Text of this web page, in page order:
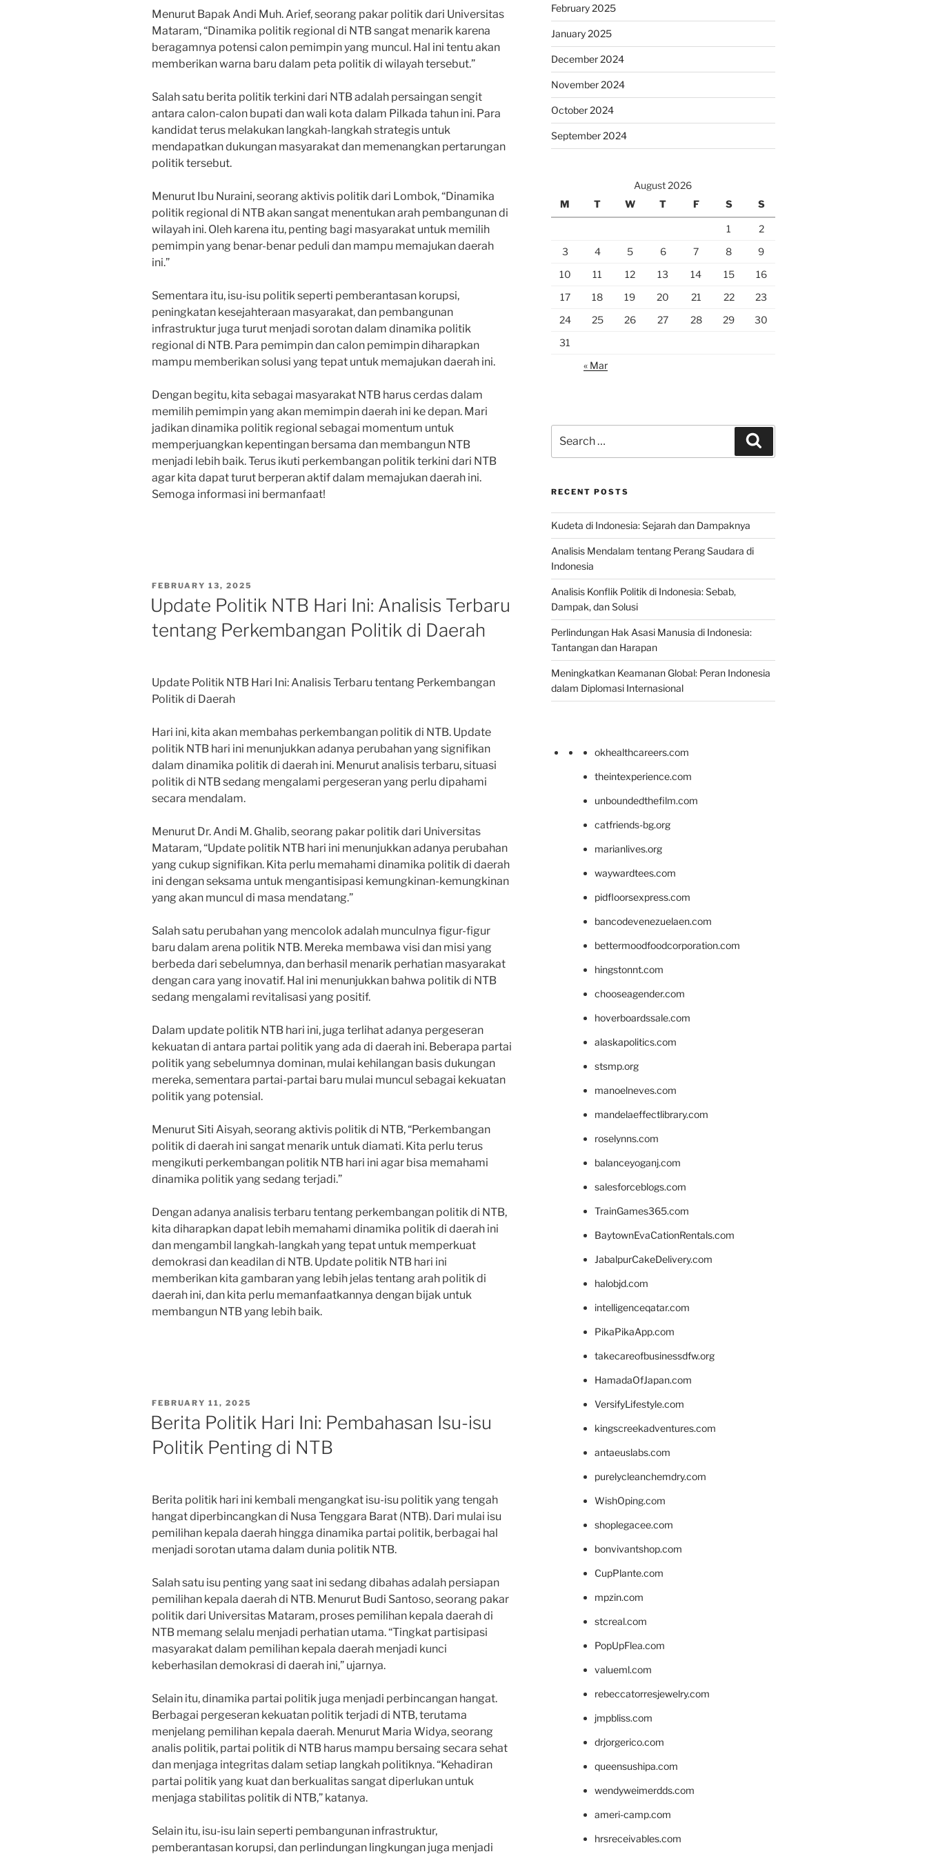
Menurut Bapak Andi Muh. Arief, seorang pakar politik dari Universitas
Mataram, “Dinamika politik regional di NTB sangat menarik karena
beragamnya potensi calon pemimpin yang muncul. Hal ini tentu akan
memberikan warna baru dalam peta politik di wilayah tersebut.”
Salah satu berita politik terkini dari NTB adalah persaingan sengit
antara calon-calon bupati dan wali kota dalam Pilkada tahun ini. Para
kandidat terus melakukan langkah-langkah strategis untuk
mendapatkan dukungan masyarakat dan memenangkan pertarungan
politik tersebut.
Menurut Ibu Nuraini, seorang aktivis politik dari Lombok, “Dinamika
politik regional di NTB akan sangat menentukan arah pembangunan di
wilayah ini. Oleh karena itu, penting bagi masyarakat untuk memilih
pemimpin yang benar-benar peduli dan mampu memajukan daerah
ini.”
Sementara itu, isu-isu politik seperti pemberantasan korupsi,
peningkatan kesejahteraan masyarakat, dan pembangunan
infrastruktur juga turut menjadi sorotan dalam dinamika politik
regional di NTB. Para pemimpin dan calon pemimpin diharapkan
mampu memberikan solusi yang tepat untuk memajukan daerah ini.
Dengan begitu, kita sebagai masyarakat NTB harus cerdas dalam
memilih pemimpin yang akan memimpin daerah ini ke depan. Mari
jadikan dinamika politik regional sebagai momentum untuk
memperjuangkan kepentingan bersama dan membangun NTB
menjadi lebih baik. Terus ikuti perkembangan politik terkini dari NTB
agar kita dapat turut berperan aktif dalam memajukan daerah ini.
Semoga informasi ini bermanfaat!
POSTED
FEBRUARY 13, 2025
Update Politik NTB Hari Ini: Analisis Terbaru
tentang Perkembangan Politik di Daerah
Update Politik NTB Hari Ini: Analisis Terbaru tentang Perkembangan
Politik di Daerah
Hari ini, kita akan membahas perkembangan politik di NTB. Update
politik NTB hari ini menunjukkan adanya perubahan yang signifikan
dalam dinamika politik di daerah ini. Menurut analisis terbaru, situasi
politik di NTB sedang mengalami pergeseran yang perlu dipahami
secara mendalam.
Menurut Dr. Andi M. Ghalib, seorang pakar politik dari Universitas
Mataram, “Update politik NTB hari ini menunjukkan adanya perubahan
yang cukup signifikan. Kita perlu memahami dinamika politik di daerah
ini dengan seksama untuk mengantisipasi kemungkinan-kemungkinan
yang akan muncul di masa mendatang.”
Salah satu perubahan yang mencolok adalah munculnya figur-figur
baru dalam arena politik NTB. Mereka membawa visi dan misi yang
berbeda dari sebelumnya, dan berhasil menarik perhatian masyarakat
dengan cara yang inovatif. Hal ini menunjukkan bahwa politik di NTB
sedang mengalami revitalisasi yang positif.
Dalam update politik NTB hari ini, juga terlihat adanya pergeseran
kekuatan di antara partai politik yang ada di daerah ini. Beberapa partai
politik yang sebelumnya dominan, mulai kehilangan basis dukungan
mereka, sementara partai-partai baru mulai muncul sebagai kekuatan
politik yang potensial.
Menurut Siti Aisyah, seorang aktivis politik di NTB, “Perkembangan
politik di daerah ini sangat menarik untuk diamati. Kita perlu terus
mengikuti perkembangan politik NTB hari ini agar bisa memahami
dinamika politik yang sedang terjadi.”
Dengan adanya analisis terbaru tentang perkembangan politik di NTB,
kita diharapkan dapat lebih memahami dinamika politik di daerah ini
dan mengambil langkah-langkah yang tepat untuk memperkuat
demokrasi dan keadilan di NTB. Update politik NTB hari ini
memberikan kita gambaran yang lebih jelas tentang arah politik di
daerah ini, dan kita perlu memanfaatkannya dengan bijak untuk
membangun NTB yang lebih baik.
POSTED
ON
FEBRUARY 11, 2025
Berita Politik Hari Ini: Pembahasan Isu-isu
Politik Penting di NTB
Berita politik hari ini kembali mengangkat isu-isu politik yang tengah
hangat diperbincangkan di Nusa Tenggara Barat (NTB). Dari mulai isu
pemilihan kepala daerah hingga dinamika partai politik, berbagai hal
menjadi sorotan utama dalam dunia politik NTB.
Salah satu isu penting yang saat ini sedang dibahas adalah persiapan
pemilihan kepala daerah di NTB. Menurut Budi Santoso, seorang pakar
politik dari Universitas Mataram, proses pemilihan kepala daerah di
NTB memang selalu menjadi perhatian utama. “Tingkat partisipasi
masyarakat dalam pemilihan kepala daerah menjadi kunci
keberhasilan demokrasi di daerah ini,” ujarnya.
Selain itu, dinamika partai politik juga menjadi perbincangan hangat.
Berbagai pergeseran kekuatan politik terjadi di NTB, terutama
menjelang pemilihan kepala daerah. Menurut Maria Widya, seorang
analis politik, partai politik di NTB harus mampu bersaing secara sehat
dan menjaga integritas dalam setiap langkah politiknya. “Kehadiran
partai politik yang kuat dan berkualitas sangat diperlukan untuk
menjaga stabilitas politik di NTB,” katanya.
Selain itu, isu-isu lain seperti pembangunan infrastruktur,
pemberantasan korupsi, dan perlindungan lingkungan juga menjadi
February 2025
January 2025
December 2024
November 2024
October 2024
September 2024
August 2026
M
T W T F S S
1
2
3
4 5 6 7 8
9
10
11 12 13 14 15
16
17
18 19 20 21 22
23
24
25 26 27 28 29
30
31
« Mar
for:
RECENT POSTS
Kudeta di Indonesia: Sejarah dan Dampaknya
Analisis Mendalam tentang Perang Saudara di
Indonesia
Analisis Konflik Politik di Indonesia: Sebab,
Dampak, dan Solusi
Perlindungan Hak Asasi Manusia di Indonesia:
Tantangan dan Harapan
Meningkatkan Keamanan Global: Peran Indonesia
dalam Diplomasi Internasional
okhealthcareers.com
theintexperience.com
unboundedthefilm.com
catfriends-bg.org
marianlives.org
waywardtees.com
pidfloorsexpress.com
bancodevenezuelaen.com
bettermoodfoodcorporation.com
hingstonnt.com
chooseagender.com
hoverboardssale.com
alaskapolitics.com
stsmp.org
manoelneves.com
mandelaeffectlibrary.com
roselynns.com
balanceyoganj.com
salesforceblogs.com
TrainGames365.com
BaytownEvaCationRentals.com
JabalpurCakeDelivery.com
halobjd.com
intelligenceqatar.com
PikaPikaApp.com
takecareofbusinessdfw.org
HamadaOfJapan.com
VersifyLifestyle.com
kingscreekadventures.com
antaeuslabs.com
purelycleanchemdry.com
WishOping.com
shoplegacee.com
bonvivantshop.com
CupPlante.com
mpzin.com
stcreal.com
PopUpFlea.com
valueml.com
rebeccatorresjewelry.com
jmpbliss.com
drjorgerico.com
queensushipa.com
wendyweimerdds.com
ameri-camp.com
hrsreceivables.com